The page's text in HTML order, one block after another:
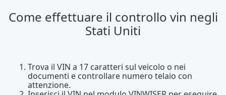
Come effettuare il controllo vin negli
Stati Uniti
Trova il VIN a 17 caratteri sul veicolo o nei
documenti e controllare numero telaio con
attenzione.